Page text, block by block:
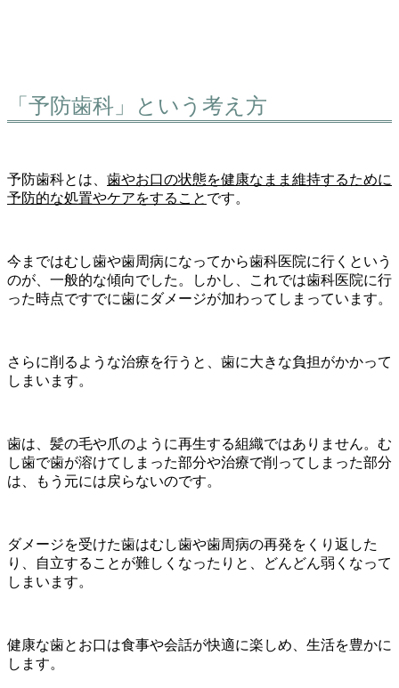
「予防歯科」という考え方
予防歯科とは、 歯やお口の状態を健康なまま維持するために
予防的な処置やケアをすること です。
今まではむし歯や歯周病になってから歯科医院に行くという
のが、一般的な傾向でした。しかし、これでは歯科医院に行
った時点ですでに歯にダメージが加わってしまっています。
さらに削るような治療を行うと、歯に大きな負担がかかって
しまいます。
歯は、髪の毛や爪のように再生する組織ではありません。む
し歯で歯が溶けてしまった部分や治療で削ってしまった部分
は、もう元には戻らないのです。
ダメージを受けた歯はむし歯や歯周病の再発をくり返した
り、自立することが難しくなったりと、どんどん弱くなって
しまいます。
健康な歯とお口は食事や会話が快適に楽しめ、生活を豊かに
します。